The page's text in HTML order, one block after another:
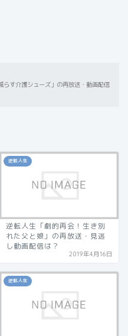
す介護シューズ」の再放送・動画配信
逆転人生
逆転人生「劇的再会！生き別
れた父と娘」の再放送・見逃
し動画配信は？
2019年4月16日
逆転人生